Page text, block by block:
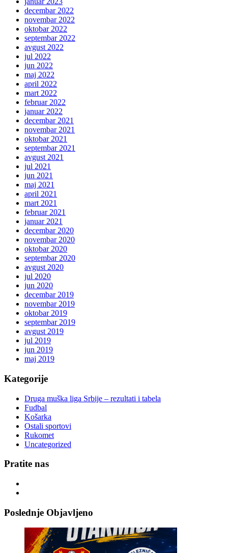
decembar 2022
novembar 2022
oktobar 2022
septembar 2022
avgust 2022
jul 2022
jun 2022
maj 2022
april 2022
mart 2022
februar 2022
januar 2022
decembar 2021
novembar 2021
oktobar 2021
septembar 2021
avgust 2021
jul 2021
jun 2021
maj 2021
april 2021
mart 2021
februar 2021
januar 2021
decembar 2020
novembar 2020
oktobar 2020
septembar 2020
avgust 2020
jul 2020
jun 2020
decembar 2019
novembar 2019
oktobar 2019
septembar 2019
avgust 2019
jul 2019
jun 2019
maj 2019
Kategorije
Druga muška liga Srbije – rezultati i tabela
Fudbal
Košarka
Ostali sportovi
Rukomet
Uncategorized
Pratite nas
Poslednje Objavljeno